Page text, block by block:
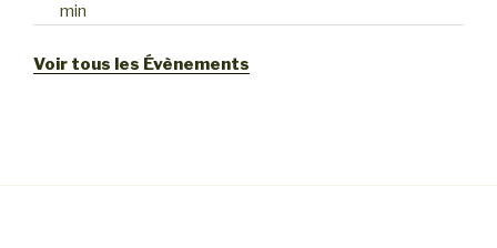
min
Voir tous les Évènements